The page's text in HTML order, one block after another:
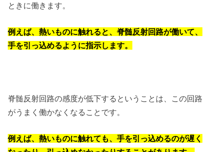
ときに働きます。
例えば、熱いものに触れると、脊髄反射回路が働いて、
手を引っ込めるように指示します。
脊髄反射回路の感度が低下するということは、この回路
がうまく働かなくなることです。
例えば、熱いものに触れても、手を引っ込めるのが遅く